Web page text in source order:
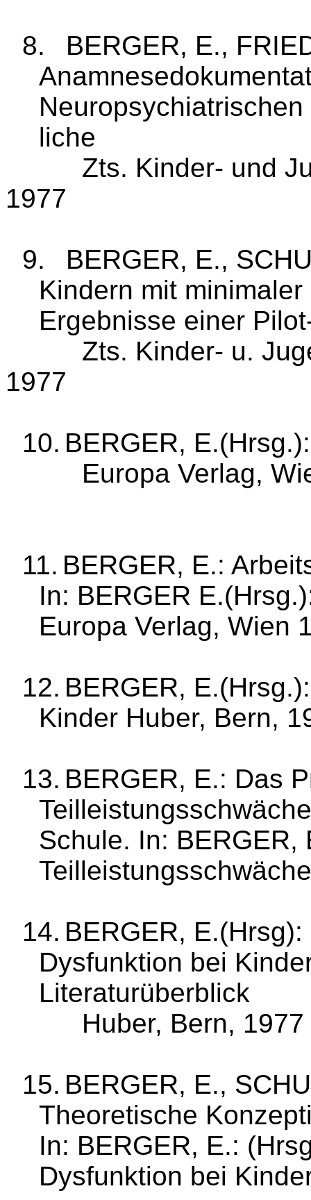
8.
BERGER, E.,
liche
Zts. Kinder‑ und
1977
9.
BERGER, E.,
Kindern mit
Ergebnisse einer Pilot
Zts. Kinder‑ u.
1977
10. BERGER, E.(
Europa Verlag,
11. BERGER, E.:
In: BERGER E.(
Europa Verlag, Wien
12. BERGER, E.(
Kinder Huber, Bern,
13. BERGER, E.: Das
Schule. In: BERGER,
14. BERGER, E.(Hrsg):
Dysfunktion bei
Literaturüberblick
Huber, Bern, 1977
15. BERGER, E.,
Theoretische
In: BERGER, E.: (
Dysfunk­tion bei